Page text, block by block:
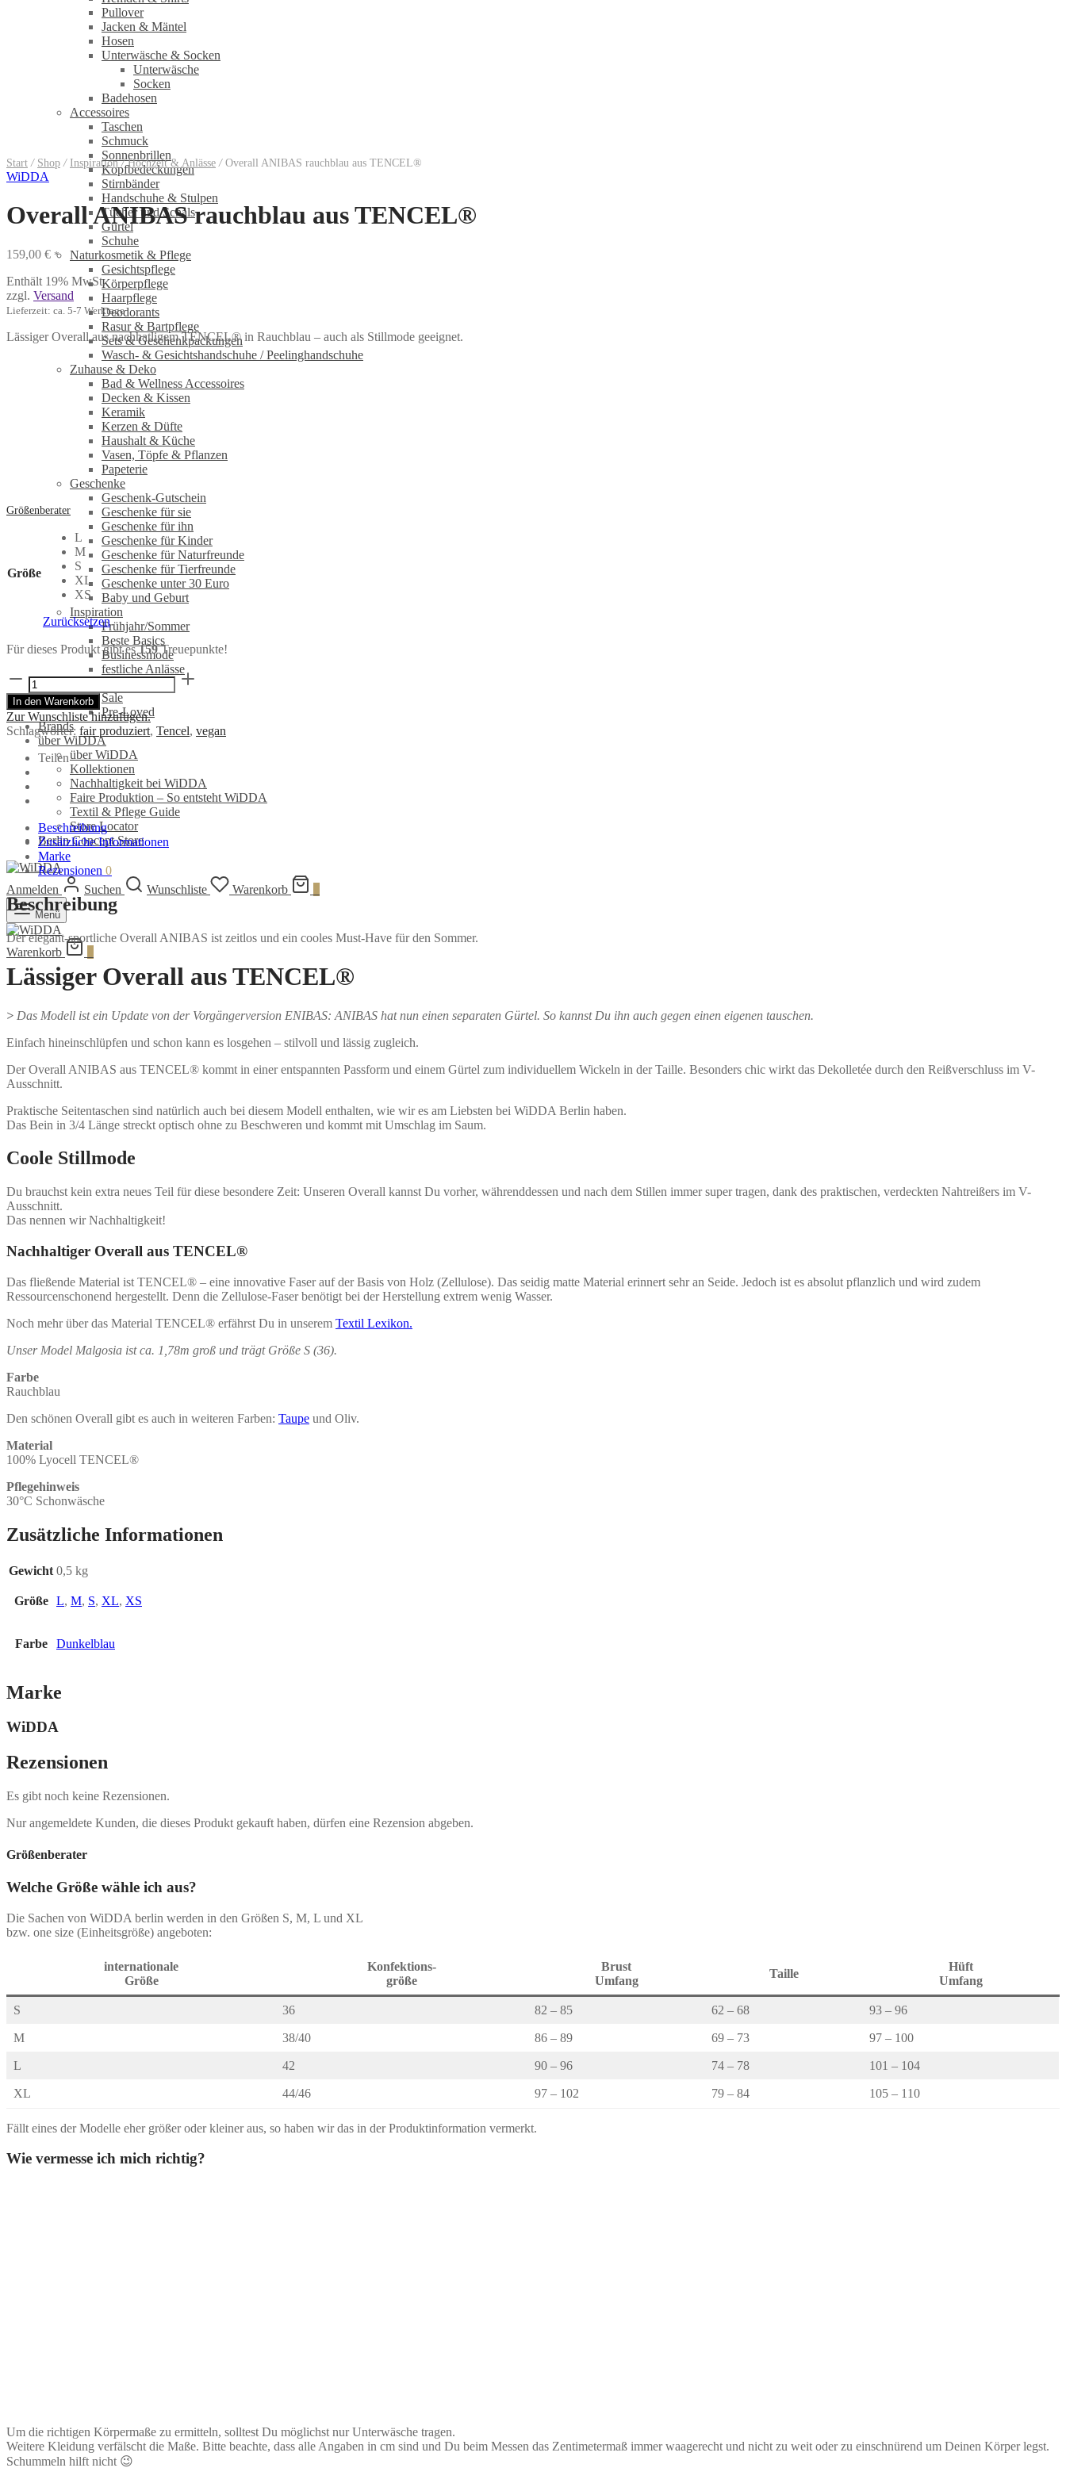
Pullover
Jacken & Mäntel
Hosen
Unterwäsche & Socken
Unterwäsche
Socken
Badehosen
Accessoires
Taschen
Schmuck
Sonnenbrillen
Kopfbedeckungen
Stirnbänder
Handschuhe & Stulpen
Tücher und Schals
Gürtel
Schuhe
Naturkosmetik & Pflege
Gesichtspflege
Körperpflege
Haarpflege
Deodorants
Rasur & Bartpflege
Sets & Geschenkpackungen
Wasch‑ & Gesichtshandschuhe / Peelinghandschuhe
Zuhause & Deko
Bad & Wellness Accessoires
Decken & Kissen
Keramik
Kerzen & Düfte
Haushalt & Küche
Vasen, Töpfe & Pflanzen
Papeterie
Geschenke
Geschenk-Gutschein
Geschenke für sie
Geschenke für ihn
Geschenke für Kinder
Geschenke für Naturfreunde
Geschenke für Tierfreunde
Geschenke unter 30 Euro
Baby und Geburt
Inspiration
Frühjahr/Sommer
Beste Basics
Businessmode
festliche Anlässe
Sale
Pre-Loved
Brands
über WiDDA
über WiDDA
Kollektionen
Nachhaltigkeit bei WiDDA
Faire Produktion – So entsteht WiDDA
Textil & Pflege Guide
Store Locator
Berlin Concept Store
Anmelden Suchen Wunschliste Warenkorb
Menü
Warenkorb
Start / Shop / Inspiration / Hochzeit & Anlässe /Overall ANIBAS rauchblau aus TENCEL®
WiDDA
Overall ANIBAS rauchblau aus TENCEL®
159,00 € *
Enthält 19% MwSt.
zzgl. Versand
Lieferzeit: ca. 5-7 Werktage
Lässiger Overall aus nachhatligemTENCEL® in Rauchblau – auch als Stillmode geeignet.
Größenberater
Größe
L
M
S
XL
XS
Zurücksetzen
Für dieses Produkt gibt es159Treuepunkte!
Overall
ANIBAS
rauchblau
aus
TENCEL®
Menge
In den Warenkorb
Zur Wunschliste hinzufügen.
Schlagwörter: fair produziert, Tencel, vegan
Teilen
Beschreibung
Zusätzliche Informationen
Marke
Rezensionen 0
Beschreibung
Der elegant-sportliche Overall ANIBAS ist zeitlos und ein cooles Must-Have für den Sommer.
Lässiger Overall ausTENCEL®
> Das Modell ist ein Update von der Vorgängerversion ENIBAS: ANIBAS hat nun einen separaten Gürtel. So kannst Du ihn auch gegen einen eigenen tauschen.
Einfach hineinschlüpfen und schon kann es losgehen – stilvoll und lässig zugleich.
Der Overall ANIBAS aus TENCEL® kommt in einer entspannten Passform und einem Gürtel zum individuellem Wickeln in der Taille. Besonders chic wirkt das Dekolletée durch den Reißverschluss im V-
Ausschnitt.
Praktische Seitentaschen sind natürlich auch bei diesem Modell enthalten, wie wir es am Liebsten bei WiDDA Berlin haben.
Das Bein in 3/4 Länge streckt optisch ohne zu Beschweren und kommt mit Umschlag im Saum.
Coole Stillmode
Du brauchst kein extra neues Teil für diese besondere Zeit: Unseren Overall kannst Du vorher, währenddessen und nach dem Stillen immer super tragen, dank des praktischen, verdeckten Nahtreißers im V-
Ausschnitt.
Das nennen wir Nachhaltigkeit!
Nachhaltiger Overall aus TENCEL®
Das fließende Material ist TENCEL® – eine innovative Faser auf der Basis von Holz (Zellulose). Das seidig matte Material erinnert sehr an Seide. Jedoch ist es absolut pflanzlich und wird zudem
Ressourcenschonend hergestellt. Denn die Zellulose-Faser benötigt bei der Herstellung extrem wenig Wasser.
Noch mehr über das Material TENCEL® erfährst Du in unserem Textil Lexikon.
Unser Model Malgosia ist ca. 1,78m groß und trägt Größe S (36).
Farbe
Rauchblau
Den schönen Overall gibt es auch in weiteren Farben: Taupe und Oliv.
Material
100% Lyocell TENCEL®
Pflegehinweis
30°C Schonwäsche
Zusätzliche Informationen
Gewicht 0,5 kg
Größe L, M, S, XL, XS
Farbe Dunkelblau
Marke
WiDDA
Rezensionen
Es gibt noch keine Rezensionen.
Nur angemeldete Kunden, die dieses Produkt gekauft haben, dürfen eine Rezension abgeben.
Größenberater
Welche Größe wähle ich aus?
Die Sachen von WiDDA berlin werden in den Größen S, M, L und XL
bzw. one size (Einheitsgröße) angeboten:
internationale
Größe
Konfektions-
größe
Brust
Umfang
Taille
Hüft
Umfang
S 36 82 – 85 62 – 68 93 – 96
M 38/40 86 – 89 69 – 73 97 – 100
L 42 90 – 96 74 – 78 101 – 104
XL 44/46 97 – 102 79 – 84 105 – 110
Fällt eines der Modelle eher größer oder kleiner aus, so haben wir das in der Produktinformation vermerkt.
Wie vermesse ich mich richtig?
Um die richtigen Körpermaße zu ermitteln, solltest Du möglichst nur Unterwäsche tragen.
Weitere Kleidung verfälscht die Maße. Bitte beachte, dass alle Angaben in cm sind und Du beim Messen das Zentimetermaß immer waagerecht und nicht zu weit oder zu einschnürend um Deinen Körper legst.
Schummeln hilft nicht 😉